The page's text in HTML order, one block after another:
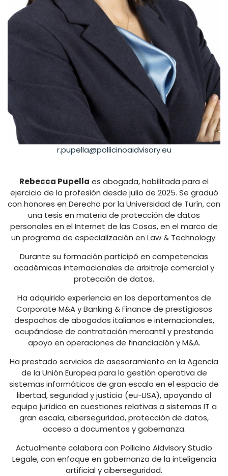
r.pupella@pollicinoaidvisory.eu
Rebecca Pupella es abogada, habilitada para el
ejercicio de la profesión desde julio de 2025. Se graduó
con honores en Derecho por la Universidad de Turín, con
una tesis en materia de protección de datos
personales en el Internet de las Cosas, en el marco de
un programa de especialización en Law & Technology.
Durante su formación participó en competencias
académicas internacionales de arbitraje comercial y
protección de datos.
Ha adquirido experiencia en los departamentos de
Corporate M&A y Banking & Finance de prestigiosos
despachos de abogados italianos e internacionales,
ocupándose de contratación mercantil y prestando
apoyo en operaciones de financiación y M&A.
Ha prestado servicios de asesoramiento en la Agencia
de la Unión Europea para la gestión operativa de
sistemas informáticos de gran escala en el espacio de
libertad, seguridad y justicia (eu-LISA), apoyando al
equipo jurídico en cuestiones relativas a sistemas IT a
gran escala, ciberseguridad, protección de datos,
acceso a documentos y gobernanza.
Actualmente colabora con Pollicino AIdvisory Studio
Legale, con enfoque en gobernanza de la inteligencia
artificial y ciberseguridad.